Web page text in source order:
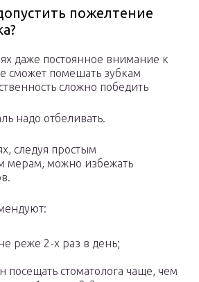
пожелтение
даже постоянное внимание к
сможет помешать зубкам
сложно победить
надо отбеливать.
следуя простым
мерам, можно избежать
реже 2-х раз в день;
стоматолога чаще, чем